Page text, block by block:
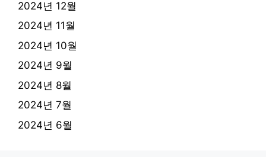
2024년 12월
2024년 11월
2024년 10월
2024년 9월
2024년 8월
2024년 7월
2024년 6월